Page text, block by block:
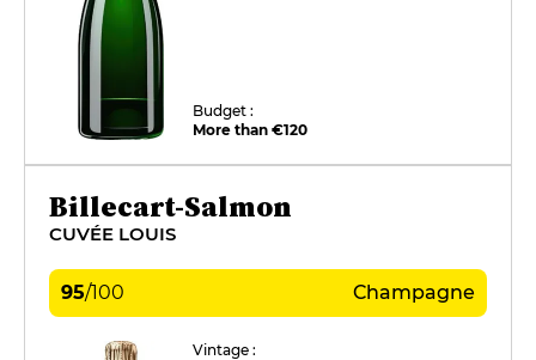
Budget :
More than €120
Billecart-Salmon
CUVÉE LOUIS
95/100 Champagne
Vintage :